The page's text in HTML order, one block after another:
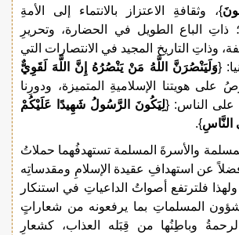
}، وثقافةِ الاعتزاز بالانتماء إلى الأمةِ
ذاتِ الباع الطويل في الحضارة، وتحريرِ
وذاتِ التاريخ المجيد في الانتصارات التي
{وَلَيَنْصُرَنَّ اللَّهُ مَنْ يَنْصُرُهُ إِنَّ اللَّهَ لَقَوِيٌّ
على هويتنا الإسلاميةِ المتميزة، ودورِنا
على الناس: {لِيَكُونَ الرَّسُولُ شَهِيدًا عَلَيْكُمْ
النَّاسِ}.
َالمسلمة والأسرةَ المسلمة تستهدفُهما حملاتُ
فضلاً عن استهدافِ عقيدة الإسلامِ ومقدساتِه
فلترتفع أصواتُ الداعياتِ في استنكار
المسلماتِ بما يرفعونه من شعاراتٍ
وباطِنُها من قِبَله العذاب، كشعارِ